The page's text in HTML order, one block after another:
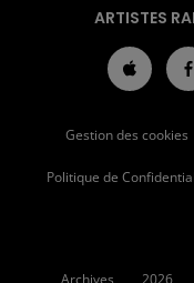
ARTISTES
Gestion des cookies
Politique de
Archives 2026